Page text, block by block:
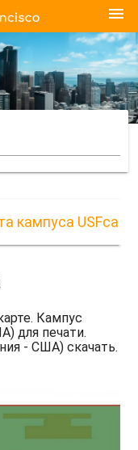
menu
кампуса USFca
Кампус
для печати.
- США) скачать.